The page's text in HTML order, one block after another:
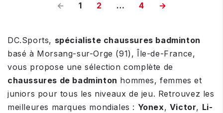
← 1 2 … 4 →
DC.Sports, spécialiste chaussures badminton
basé à Morsang-sur-Orge (91), Île-de-France,
vous propose une sélection complète de
chaussures de badminton hommes, femmes et
juniors pour tous les niveaux de jeu. Retrouvez les
meilleures marques mondiales : Yonex, Victor, Li-